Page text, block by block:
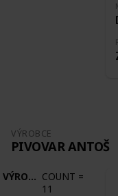
VÝROBCE
PIVOVAR ANTOŠ
VÝROBCE COUNT =
11